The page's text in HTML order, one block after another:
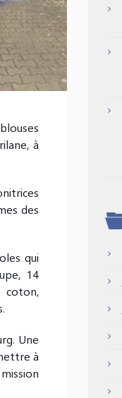
à
des
qui
14
coton,
Une
à